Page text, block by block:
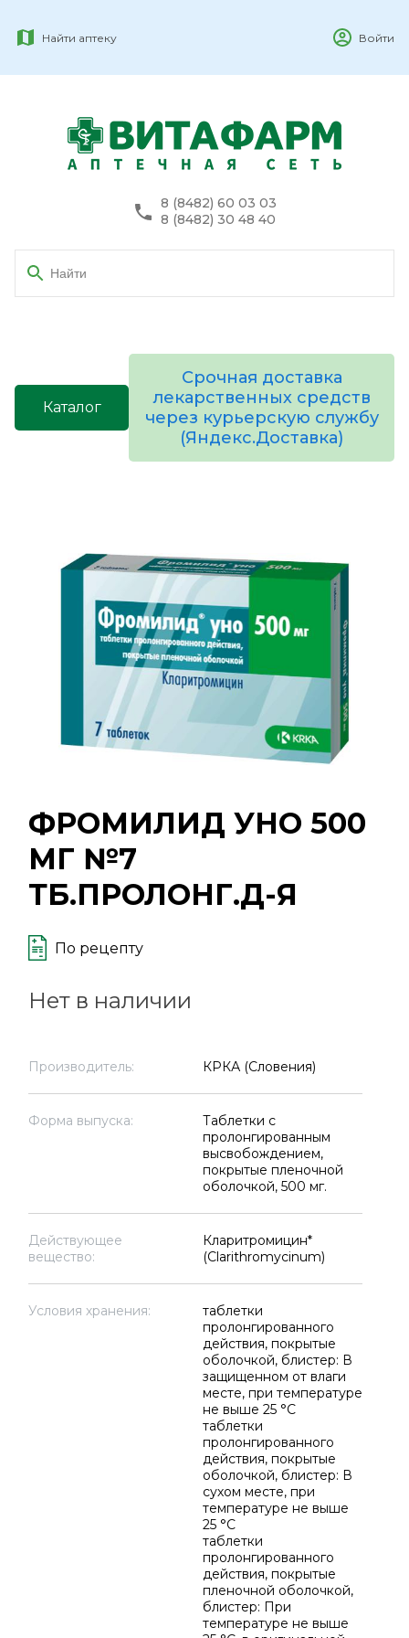
Найти аптеку Войти
8 (8482) 60 03 03
8 (8482) 30 48 40
Каталог
Срочная доставка
лекарственных средств
через курьерскую службу
(Яндекс.Доставка)
ФРОМИЛИД УНО 500
МГ №7
ТБ.ПРОЛОНГ.Д-Я
По рецепту
Нет в наличии
Производитель: КРКА (Словения)
Форма выпуска:
Таблетки с
пролонгированным
высвобождением,
покрытые пленочной
оболочкой, 500 мг.
Действующее
вещество:
Кларитромицин*
(Clarithromycinum)
Условия хранения:
таблетки
пролонгированного
действия, покрытые
оболочкой, блистер: В
защищенном от влаги
месте, при температуре
не выше 25 °C
таблетки
пролонгированного
действия, покрытые
оболочкой, блистер: В
сухом месте, при
температуре не выше
25 °C
таблетки
пролонгированного
действия, покрытые
пленочной оболочкой,
блистер: При
температуре не выше